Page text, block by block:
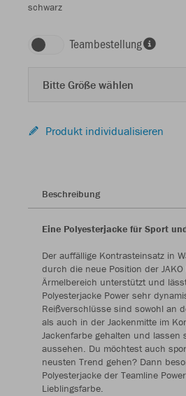
schwarz
Teambestellung
Bitte Größe wählen
Produkt individualisieren
Beschreibung
Eine Polyesterjacke für Sport
Der auffällige Kontrasteinsatz in
durch die neue Position der JAKO
Ärmelbereich unterstützt und
Polyesterjacke Power sehr
Reißverschlüsse sind sowohl an
als auch in der Jackenmitte im
Jackenfarbe gehalten und lassen
aussehen. Du möchtest auch
neusten Trend gehen? Dann
Polyesterjacke der Teamline
Lieblingsfarbe.